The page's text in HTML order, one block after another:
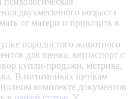
двухмесячного возраста
от матери и привозить в
породистого животного
для щенка: ветпаспорт с
купли-продажи, метрика,
В питомниках щенкам
комплекте документов